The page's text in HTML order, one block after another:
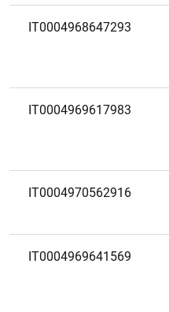
IT0004968647293
IT0004969617983
IT0004970562916
IT0004969641569